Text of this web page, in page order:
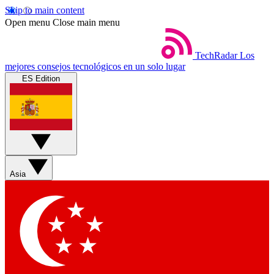
Skip to main content
Open menu Close main menu
TechRadar Los
mejores consejos tecnológicos en un solo lugar
ES Edition
Asia